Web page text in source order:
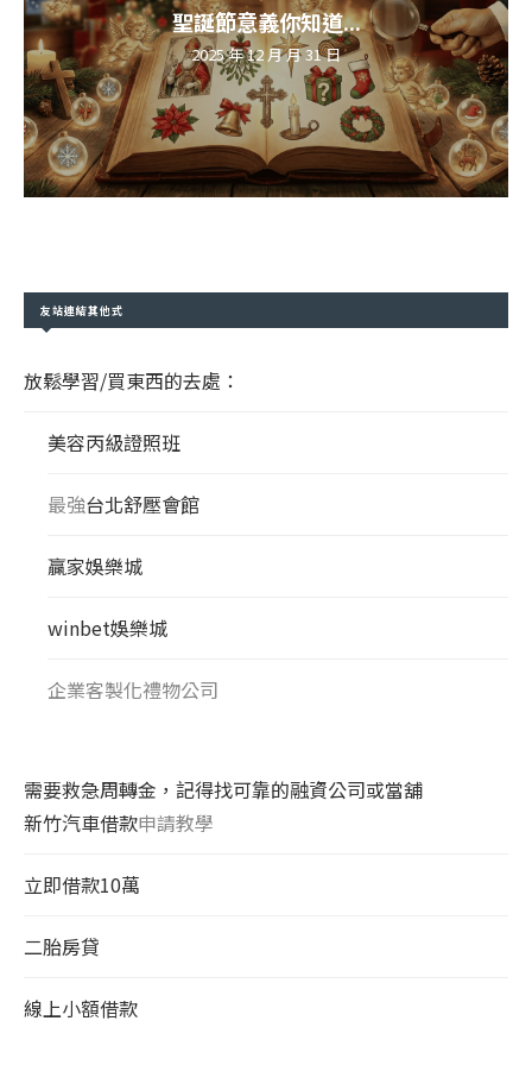
聖誕節意義你知道...
2025 年 12 月 月 31 日
友站連結其他式
放鬆學習/買東西的去處：
美容丙級證照班
最強台北舒壓會館
贏家娛樂城
winbet娛樂城
企業客製化禮物公司
需要救急周轉金，記得找可靠的融資公司或當舖
新竹汽車借款申請教學
立即借款10萬
二胎房貸
線上小額借款